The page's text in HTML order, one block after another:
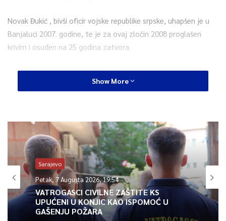
Novak Đukić , bivši oficir vojske republike srpske, uhapšen je u
Banjaluci 2007. godine, te je za ovaj zločin 2008 proglašen
krivim i osuđen na 25 godina zatvora.
0
Show More
Sarajevo
Petak, 7 Augusta 2026, 19:54
VATROGASCI CIVILNE ZAŠTITE KS
UPUĆENI U KONJIC KAO ISPOMOĆ U
GAŠENJU POŽARA